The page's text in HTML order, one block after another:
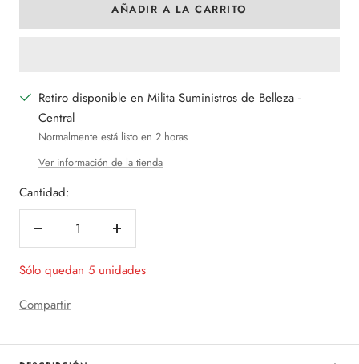
AÑADIR A LA CARRITO
Retiro disponible en Milita Suministros de Belleza -
Central
Normalmente está listo en 2 horas
Ver información de la tienda
Cantidad:
Decrecer
Aumentar
Sólo quedan 5 unidades
Compartir